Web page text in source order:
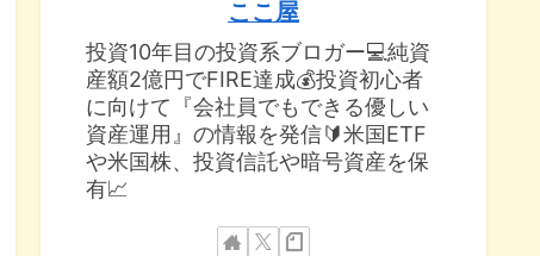
ここ屋
投資10年目の投資系ブロガー💻純資
産額2億円でFIRE達成💰投資初心者
に向けて『会社員でもできる優しい
資産運用』の情報を発信🔰米国ETF
や米国株、投資信託や暗号資産を保
有📈